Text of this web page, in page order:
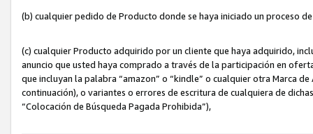
(b) cualquier pedido de Producto donde se haya iniciado un proceso
(c) cualquier Producto adquirido por un cliente que haya adquirido,
anuncio que usted haya comprado a través de la participación en
que incluyan la palabra “amazon” o “kindle” o cualquier otra Marca
continuación), o variantes o errores de escritura de cualquiera de
“Colocación de Búsqueda Pagada Prohibida”),